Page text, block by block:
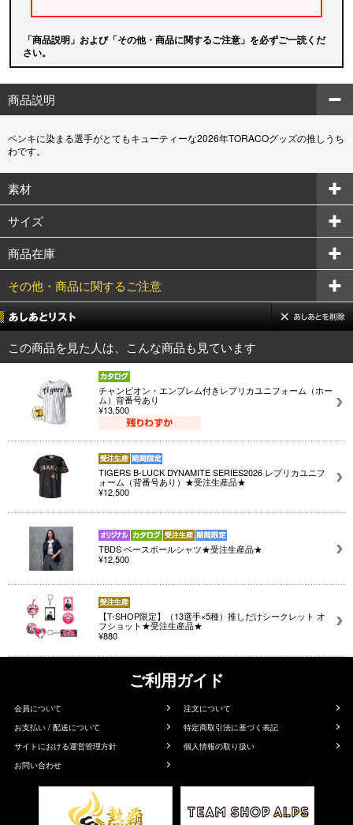
「商品説明」および「その他・商品に関するご注意」を必ずご一読くだ
さい。
商品説明
ペンキに染まる選手がとてもキューティーな2026年TORACOグッズの推しうち
わです。
素材
サイズ
商品在庫
その他・商品に関するご注意
この商品を見た人は、こんな商品も見ています
チャンピオン・エンブレム付きレプリカユニフォーム（ホー
ム）背番号あり
¥13,500
TIGERS B-LUCK DYNAMITE SERIES2026 レプリカユニフ
ォーム（背番号あり）★受注生産品★
¥12,500
TBDS ベースボールシャツ★受注生産品★
¥12,500
【T-SHOP限定】（13選手×5種）推しだけシークレット オ
フショット★受注生産品★
¥880
ご利用ガイド
会員について
注文について
お支払い / 配送について
特定商取引法に基づく表記
サイトにおける運営管理方針
個人情報の取り扱い
お問い合わせ